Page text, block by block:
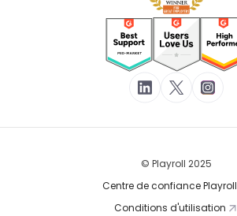
© Playroll 2025
Centre de confiance Playroll
Conditions d'utilisation